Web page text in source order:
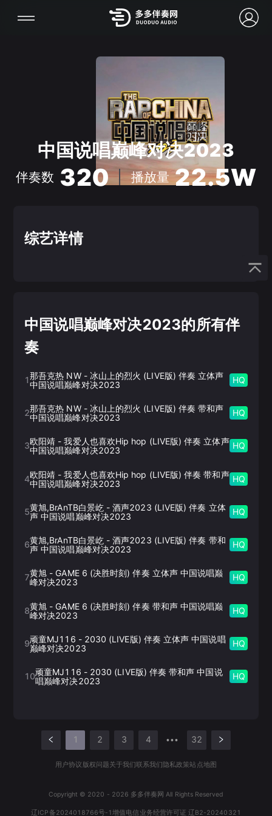
中国说唱巅峰对决2023
伴奏数 320 播放量 22.5W
综艺详情
中国说唱巅峰对决2023的所有伴
奏
1那吾克热 NW- 冰山上的烈火 (LIVE版) 伴奏 立体声
中国说唱巅峰对决2023
HQ
2那吾克热 NW- 冰山上的烈火 (LIVE版) 伴奏 带和声
中国说唱巅峰对决2023
HQ
3欧阳靖 -我爱人也喜欢Hip hop (LIVE版) 伴奏 立体声
中国说唱巅峰对决2023
HQ
4欧阳靖 -我爱人也喜欢Hip hop (LIVE版) 伴奏 带和声
中国说唱巅峰对决2023
HQ
5黄旭,BrAnTB白景屹-酒声2023 (LIVE版) 伴奏 立体
声 中国说唱巅峰对决2023
HQ
6黄旭,BrAnTB白景屹-酒声2023 (LIVE版) 伴奏 带和
声 中国说唱巅峰对决2023
HQ
7黄旭 - GAME 6 (决胜时刻) 伴奏 立体声 中国说唱巅
峰对决2023
HQ
8黄旭 - GAME 6 (决胜时刻) 伴奏 带和声 中国说唱巅
峰对决2023
HQ
9顽童MJ116 - 2030 (LIVE版) 伴奏 立体声 中国说唱
巅峰对决2023
HQ
10顽童MJ116 - 2030 (LIVE版) 伴奏 带和声 中国说
唱巅峰对决2023
HQ
1 2 3 4 ••• 32
用户协议 版权问题关于我们联系我们 隐私政策站点地图
Copyright © 2020 - 2026 多多伴奏网 All Rights Reserved
辽ICP备2024018766号-1增值电信业务经营许可证 辽B2-20240321